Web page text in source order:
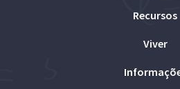
Recursos
Viver